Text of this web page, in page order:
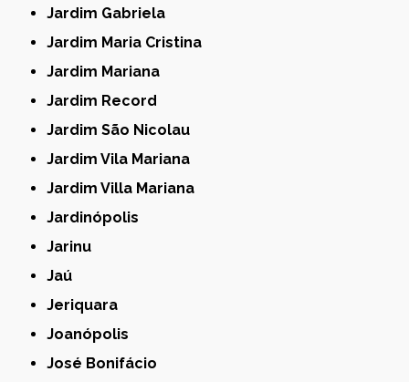
Jardim Gabriela
Jardim Maria Cristina
Jardim Mariana
Jardim Record
Jardim São Nicolau
Jardim Vila Mariana
Jardim Villa Mariana
Jardinópolis
Jarinu
Jaú
Jeriquara
Joanópolis
José Bonifácio